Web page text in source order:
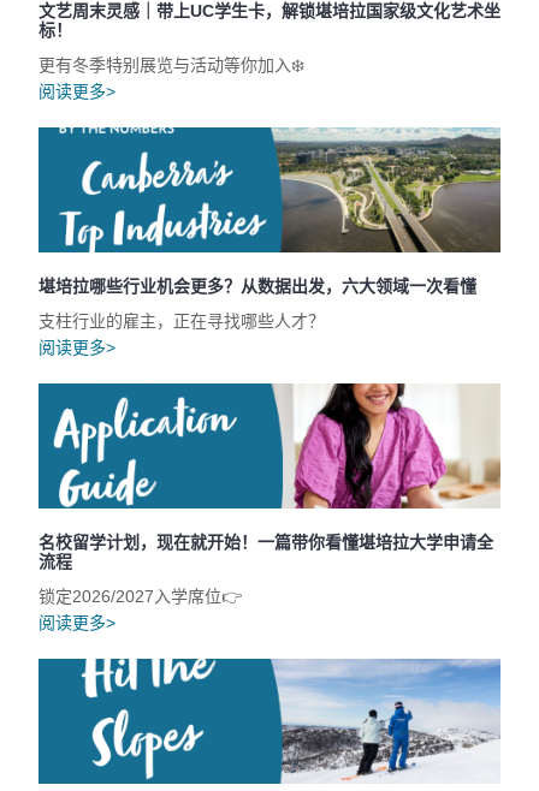
文艺周末灵感｜带上UC学生卡，解锁堪培拉国家级文化艺术坐
标！
更有冬季特别展览与活动等你加入❄️
阅读更多>
堪培拉哪些行业机会更多？从数据出发，六大领域一次看懂
支柱行业的雇主，正在寻找哪些人才？
阅读更多>
名校留学计划，现在就开始！一篇带你看懂堪培拉大学申请全
流程
锁定2026/2027入学席位👉
阅读更多>